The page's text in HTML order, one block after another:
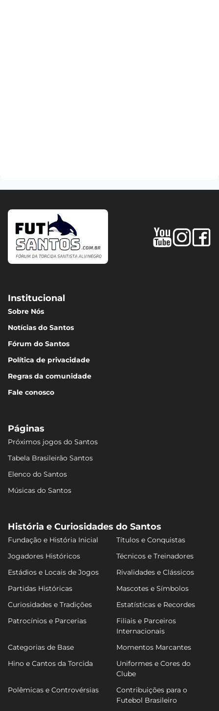
Institucional
Sobre Nós
Notícias do Santos
Fórum do Santos
Política de privacidade
Regras da comunidade
Fale conosco
Páginas
Próximos jogos do Santos
Tabela Brasileirão Santos
Elenco do Santos
Músicas do Santos
História e Curiosidades do Santos
Fundação e História Inicial
Títulos e Conquistas
Jogadores Históricos
Técnicos e Treinadores
Estádios e Locais de Jogos
Rivalidades e Clássicos
Partidas Históricas
Mascotes e Símbolos
Curiosidades e Tradições
Estatísticas e Recordes
Patrocínios e Parcerias
Filiais e Parceiros
Internacionais
Categorias de Base
Momentos Marcantes
Hino e Cantos da Torcida
Uniformes e Cores do
Clube
Polêmicas e Controvérsias
Contribuições para o
Futebol Brasileiro